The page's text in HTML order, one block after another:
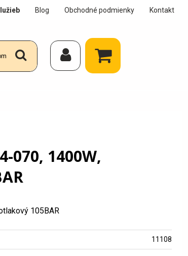
Blog Obchodné podmienky Kontakt
070, 1400W,
105BAR
11108